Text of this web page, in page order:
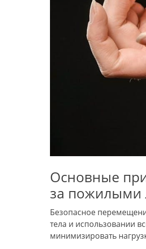
Основные
за
Безопасное
тела и использовании
минимизировать